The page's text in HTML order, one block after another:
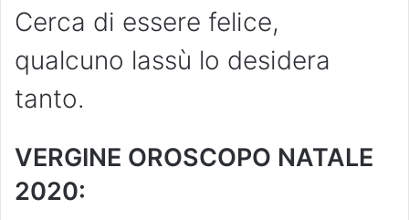
Cerca di essere felice,
qualcuno lassù lo desidera
tanto.
VERGINE OROSCOPO NATALE
2020: